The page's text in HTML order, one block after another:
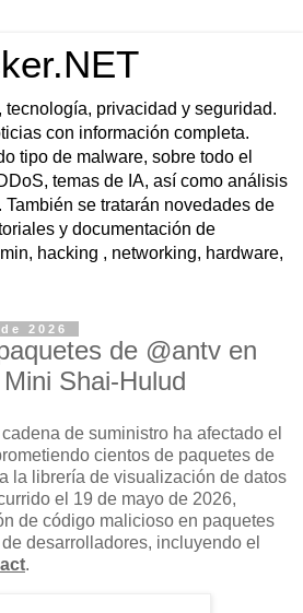
tecnología, privacidad y seguridad.
con información completa.
tipo de malware, sobre todo el
temas de IA, así como análisis
se tratarán novedades de
y documentación de
hacking , networking, hardware,
2026
de @antv en
Shai-Hulud
de suministro ha afectado el
cientos de paquetes de
la librería de visualización de datos
el 19 de mayo de 2026,
de código malicioso en paquetes
desarrolladores, incluyendo el
.